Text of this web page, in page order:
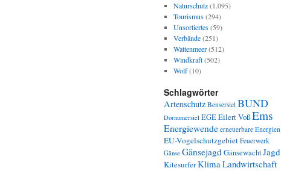
Naturschutz(1.095)
Tourismus(294)
Unsortiertes(59)
Verbände(251)
Wattenmeer(512)
Windkraft(502)
Wolf(10)
Schlagwörter
Artenschutz Bensersiel BUND
Dornumersiel EGEEilert VoßEms
Energiewende erneuerbare Energien
EU-Vogelschutzgebiet Feuerwerk
Gänse GänsejagdGänsewachtJagd
KitesurferKlimaLandwirtschaft